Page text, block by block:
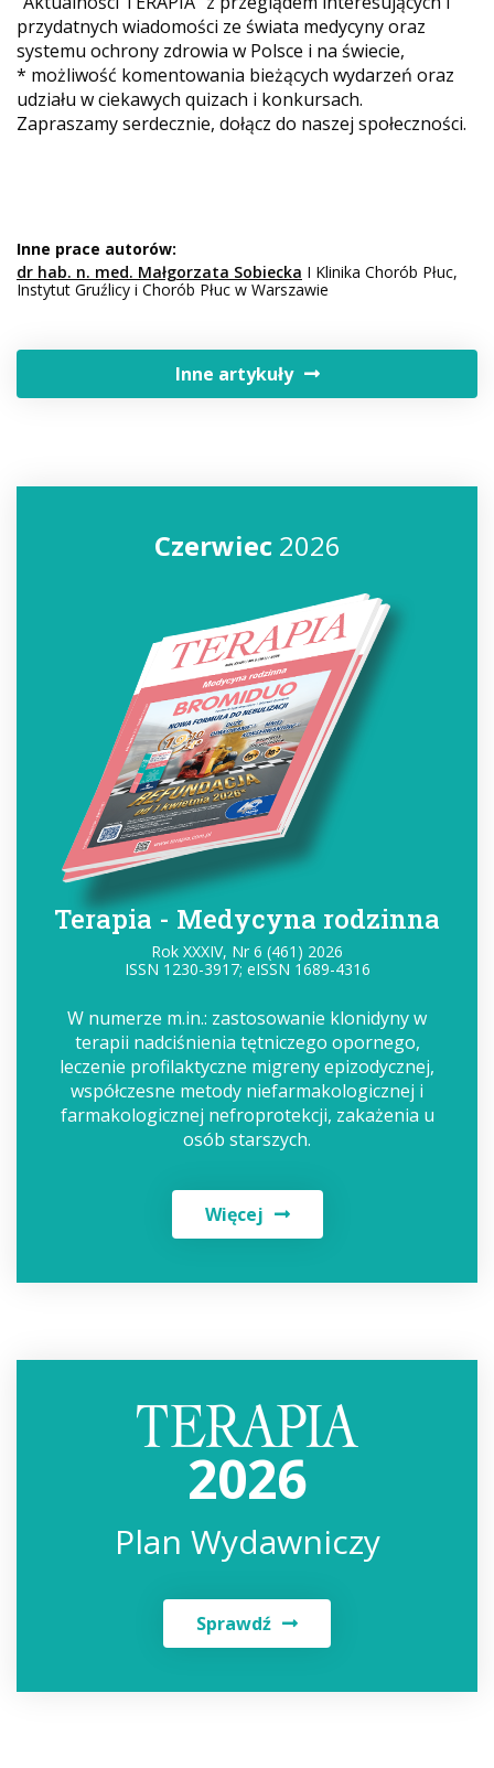
przydatnych wiadomości ze świata medycyny oraz
systemu ochrony zdrowia w Polsce i na świecie,
* możliwość komentowania bieżących wydarzeń oraz
udziału w ciekawych quizach i konkursach.
Zapraszamy serdecznie, dołącz do naszej społeczności.
Inne prace autorów:
dr hab. n. med. Małgorzata Sobiecka I Klinika Chorób Płuc,
Instytut Gruźlicy i Chorób Płuc w Warszawie
Inne artykuły
Czerwiec2026
Terapia - Medycyna rodzinna
Rok XXXIV, Nr 6 (461) 2026
ISSN 1230-3917; eISSN 1689-4316
W numerze m.in.: zastosowanie klonidyny w
terapii nadciśnienia tętniczego opornego,
leczenie profilaktyczne migreny epizodycznej,
współczesne metody niefarmakologicznej i
farmakologicznej nefroprotekcji, zakażenia u
osób starszych.
Więcej
2026
Plan Wydawniczy
Sprawdź